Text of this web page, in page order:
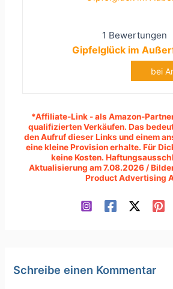
1 Bewertungen
Gipfelglück im
bei
*Affiliate-Link - als Amazon-
qualifizierten Verkäufen. Das
den Aufruf dieser Links und einem
eine kleine Provision erhalte. Für
keine Kosten.
Aktualisierung am 7.08.2026 /
Product Advertising
Schreibe einen Kommentar